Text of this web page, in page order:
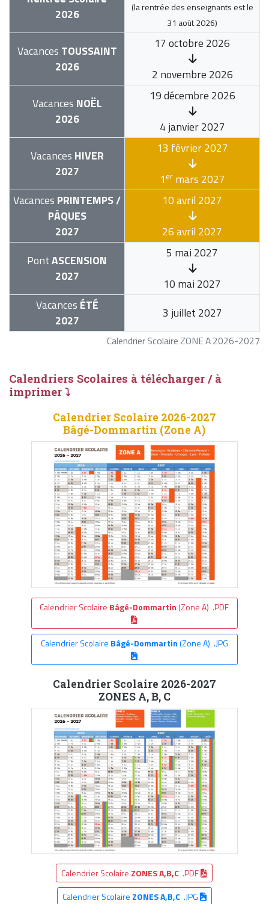
Calendrier Scolaire ZONE A 2026-2027
2026
(la rentrée des enseignants est le
31 août 2026)
Vacances TOUSSAINT
2026
17 octobre 2026
2 novembre 2026
Vacances NOËL
2026
19 décembre 2026
4 janvier 2027
Vacances HIVER
2027
13 février 2027
1ermars 2027
Vacances PRINTEMPS /
PÂQUES
2027
10 avril 2027
26 avril 2027
PontASCENSION
2027
5 mai 2027
10 mai 2027
Vacances ÉTÉ
2027
3 juillet 2027
Calendriers Scolaires à télécharger / à
imprimer ⤵
Calendrier Scolaire 2026-2027
Bâgé-Dommartin (Zone A)
Calendrier Scolaire Bâgé-Dommartin (Zone A) .PDF
Calendrier Scolaire Bâgé-Dommartin(Zone A) .JPG
Calendrier Scolaire 2026-2027
ZONES A, B, C
Calendrier Scolaire ZONES A,B,C .PDF
Calendrier Scolaire ZONES A,B,C.JPG